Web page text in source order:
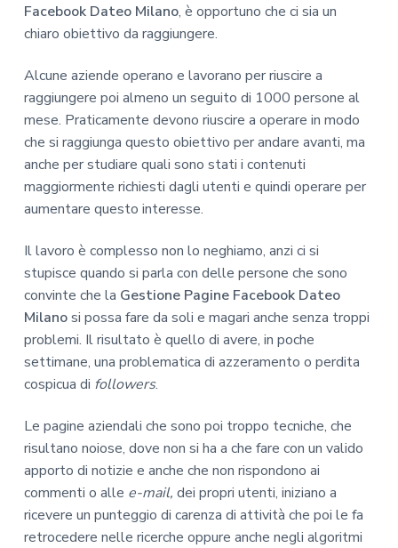
Facebook Dateo Milano, è opportuno che ci sia un
chiaro obiettivo da raggiungere.
Alcune aziende operano e lavorano per riuscire a
raggiungere poi almeno un seguito di 1000 persone al
mese. Praticamente devono riuscire a operare in modo
che si raggiunga questo obiettivo per andare avanti, ma
anche per studiare quali sono stati i contenuti
maggiormente richiesti dagli utenti e quindi operare per
aumentare questo interesse.
Il lavoro è complesso non lo neghiamo, anzi ci si
stupisce quando si parla con delle persone che sono
convinte che la Gestione Pagine Facebook Dateo
Milanosi possa fare da soli e magari anche senza troppi
problemi. Il risultato è quello di avere, in poche
settimane, una problematica di azzeramento o perdita
cospicua di followers.
Le pagine aziendali che sono poi troppo tecniche, che
risultano noiose, dove non si ha a che fare con un valido
apporto di notizie e anche che non rispondono ai
commenti o alle e-mail, dei propri utenti, iniziano a
ricevere un punteggio di carenza di attività che poi le fa
retrocedere nelle ricerche oppure anche negli algoritmi